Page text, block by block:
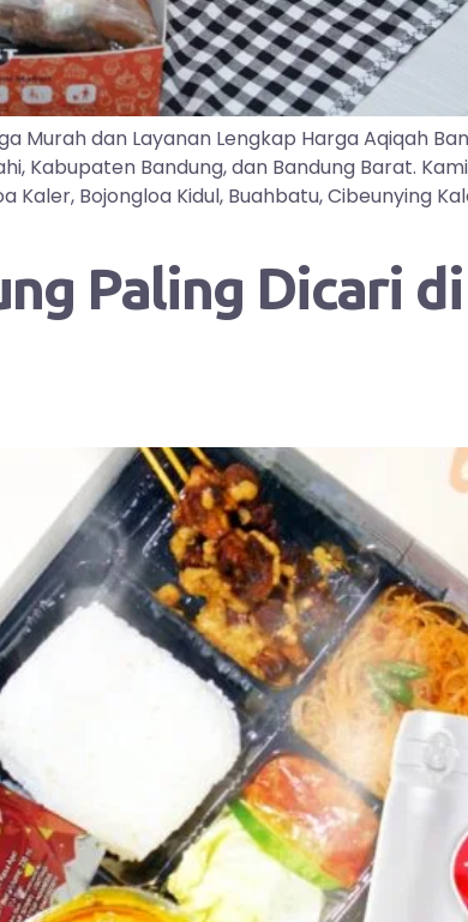
Murah dan Layanan Lengkap Harga Aqiqah
Kabupaten Bandung, dan Bandung Barat.
Bojongloa Kidul, Buahbatu, Cibeunying
Paling Dicari